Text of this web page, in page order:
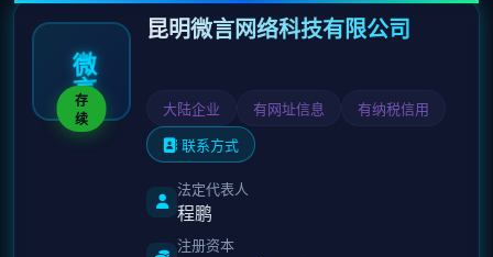
微
言
存
续
昆明微言网络科技有限公司
大陆企业 有网址信息 有纳税信用
联系方式
法定代表人
程鹏
注册资本